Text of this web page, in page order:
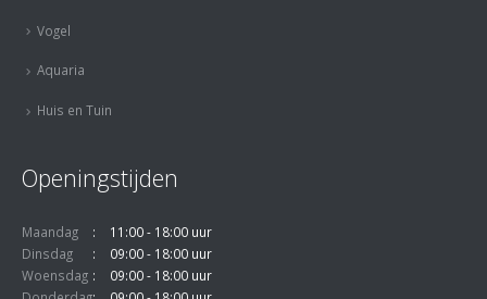
Vogel
Aquaria
Huis en Tuin
Openingstijden
Maandag
11:00 - 18:00 uur
Dinsdag
09:00 - 18:00 uur
Woensdag
09:00 - 18:00 uur